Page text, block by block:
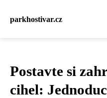
parkhostivar.cz
Postavte si
cihel: